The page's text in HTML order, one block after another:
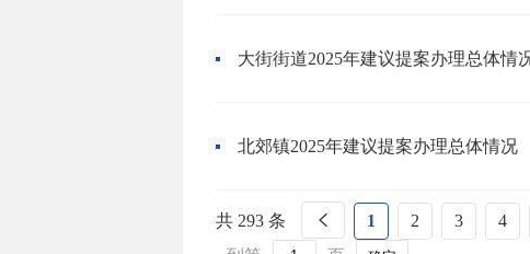
大街街道2025年建议提案办理总体情
北郊镇2025年建议提案办理总体情况
共 293 条 1 2 3 4